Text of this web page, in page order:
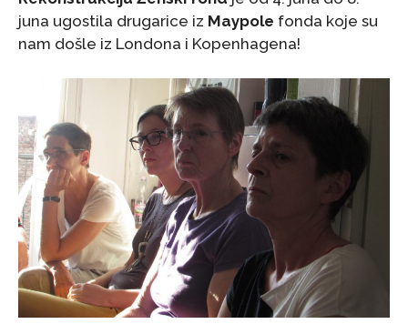
juna ugostila drugarice iz Maypole fonda koje su
nam došle iz Londona i Kopenhagena!